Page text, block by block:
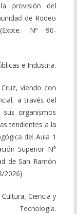
provisión del
de Rodeo
Nº 90-
e Industria.
viendo con
a través del
organismos
tendientes a la
del Aula 1
Superior N°
de San Ramón
2026)
Ciencia y
Tecnología.